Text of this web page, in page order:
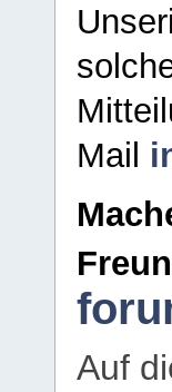
Mail
Auf